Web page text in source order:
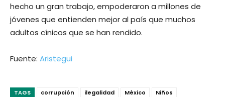
hecho un gran trabajo, empoderaron a millones de
jóvenes que entienden mejor al país que muchos
adultos cínicos que se han rendido.
Fuente: Aristegui
TAGS corrupción ilegalidad México Niños